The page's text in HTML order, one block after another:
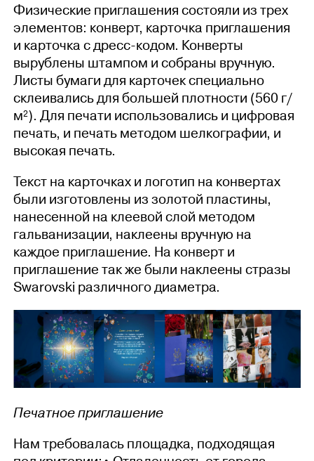
Физические приглашения состояли из трех
элементов: конверт, карточка приглашения
и карточка с дресс-кодом. Конверты
вырублены штампом и собраны вручную.
Листы бумаги для карточек специально
склеивались для большей плотности (560 г/
м²). Для печати использовались и цифровая
печать, и печать методом шелкографии, и
высокая печать.
Текст на карточках и логотип на конвертах
были изготовлены из золотой пластины,
нанесенной на клеевой слой методом
гальванизации, наклеены вручную на
каждое приглашение. На конверт и
приглашение так же были наклеены стразы
Swarovski различного диаметра.
Печатное приглашение
Нам требовалась площадка, подходящая